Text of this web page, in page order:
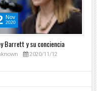
Nov
2020
Barrett y su conciencia
2020/11/12